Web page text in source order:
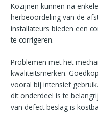
Kozijnen kunnen na
herbeoordeling van de
installateurs bieden een
te corrigeren.
Problemen met het
kwaliteitsmerken.
vooral bij intensief
dit onderdeel is te
van defect beslag is